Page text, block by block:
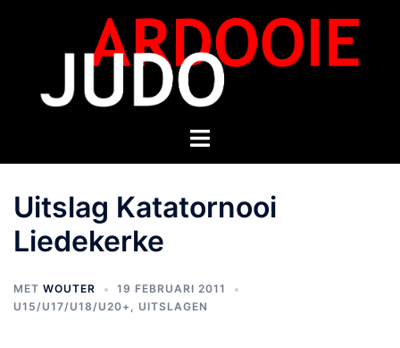
Uitslag Katatornooi
Liedekerke
MET WOUTER
19 FEBRUARI 2011
U15/U17/U18/U20+ , UITSLAGEN